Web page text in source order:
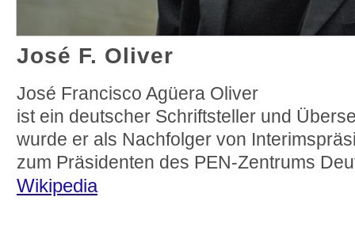
José F. Oliver
José Francisco Agüera Oliver
ist ein deutscher Schriftsteller und
wurde er als Nachfolger von
zum Präsidenten des PEN-Zentrums
Wikipedia